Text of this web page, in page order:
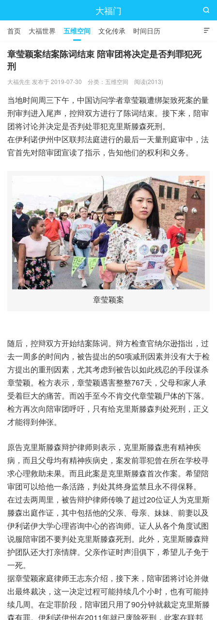
大福门

首页 大福世界 五维空间 文化传承 时间日历

章莹颖案结案陈词结束 陪审团将决定是否判罪犯死
刑
大福先生 发布于 2019-07-30 分类： 五维空间 阅读(2013)
当地时间周三下午，中国访问学者章莹颖遭绑架致死案的量
刑审判进入尾声，控辩双方进行了陈词结束。接下来，陪审
团将讨论并决定是否判处罪犯克里斯滕森死刑。
在伊利诺伊州中区联邦法庭进行的最后一天量刑庭审中，法
官首先对陪审团宣读了指示，告知他们的权利和义务。
章莹颖案
随后，控辩双方开始结案陈词。辩方检查官纳尔逊指出，过
去一周多的时间内，被告提出的50项减刑因素并没有大于检
方提出的重刑因素，尤其考虑到被告以如此残忍的手段谋杀
章莹颖。检方表示，章莹颖遇害整整767天，父母和家人承
受着巨大的痛苦。而凶手至今不肯交代章莹颖尸体的下落。
检方再次向陪审团呼吁，只有给克里斯滕森判处死刑，正义
才能得到伸张。
原告克里斯滕森辩护律师则表示，克里斯滕森患有精神疾
病，而且父母均有精神疾病史，案发前罪犯曾在所在学校寻
求心理救助未果。而且此案是克里斯滕森首次作案。希望陪
审团可以给他一条活路，判处其终身监禁且永不得保释。
在过去两周里，被告辩护律师传唤了超过20位证人为克里斯
滕森出庭作证，其中包括他的父亲、母亲、妹妹、前妻以及
伊利诺伊大学心理咨询中心的咨询师。证人从各个角度试图
说服陪审团不要判处克里斯滕森死刑。此外，克里斯滕森辩
护团队还大打亲情牌。父亲作证时声泪俱下，希望儿子免于
一死。
据章莹颖家庭律师王志东介绍，接下来，陪审团将讨论并做
出最终裁决，这一决定过程可能持续几个小时，也有可能持
续几周。在定罪阶段，陪审团只用了90分钟就裁定克里斯滕
森有罪。伊利诺伊州在2011年就已废除死刑，此案在联邦